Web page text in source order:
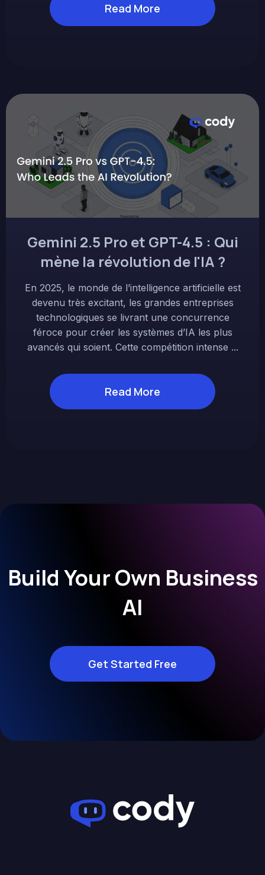
Read More
Gemini 2.5 Pro et GPT-4.5 : Qui
mène la révolution de l'IA ?
En 2025, le monde de l’intelligence artificielle est
devenu très excitant, les grandes entreprises
technologiques se livrant une concurrence
féroce pour créer les systèmes d’IA les plus
avancés qui soient. Cette compétition intense ...
Read More
Build Your Own Business
AI
Get Started Free